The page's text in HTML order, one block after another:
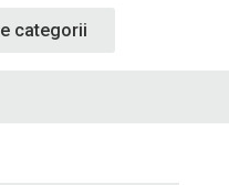
categorii